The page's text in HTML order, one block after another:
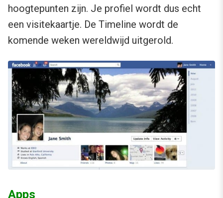
hoogtepunten zijn. Je profiel wordt dus echt
een visitekaartje. De Timeline wordt de
komende weken wereldwijd uitgerold.
Apps